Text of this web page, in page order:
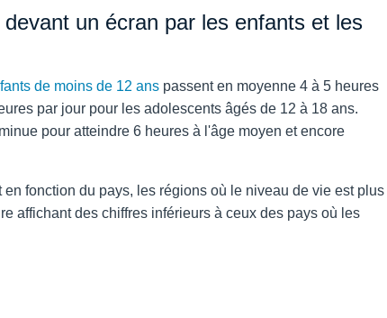
un écran par les enfants et les
de moins de 12 ans passent en moyenne 4 à 5 heures
par jour pour les adolescents âgés de 12 à 18 ans.
pour atteindre 6 heures à l'âge moyen et encore
fonction du pays, les régions où le niveau de vie est plus
affichant des chiffres inférieurs à ceux des pays où les